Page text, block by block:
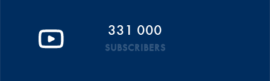
331 000
SUBSCRIBERS